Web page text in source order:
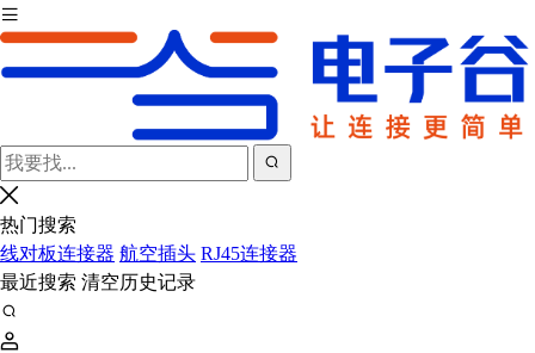
热门搜索
线对板连接器 航空插头 RJ45连接器
最近搜索 清空历史记录